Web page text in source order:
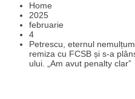
Home
2025
februarie
4
Petrescu, eternul
remiza cu FCSB și s-a
ului. „Am avut penalty clar”